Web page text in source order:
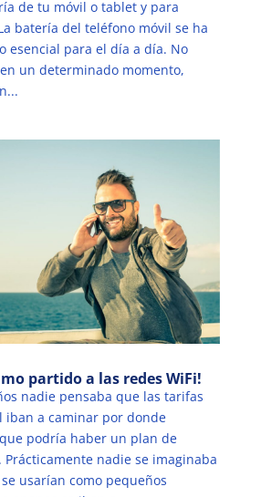
de tu móvil o tablet y para
batería del teléfono móvil se ha
esencial para el día a día. No
un determinado momento,
partido a las redes WiFi!
nadie pensaba que las tarifas
iban a caminar por donde
podría haber un plan de
nadie se imaginaba
usarían como pequeños